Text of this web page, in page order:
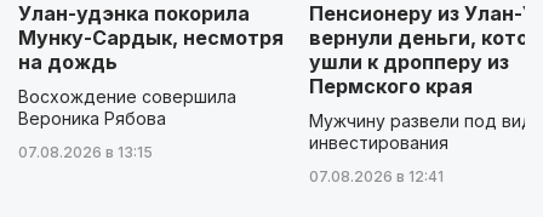
Улан-удэнка покорила
Мунку-Сардык, несмотря
на дождь
Восхождение совершила
Вероника Рябова
07.08.2026 в 13:15
Пенсионеру из Улан-
вернули деньги,
ушли к дропперу из
Пермского края
Мужчину развели под
инвестирования
07.08.2026 в 12:41